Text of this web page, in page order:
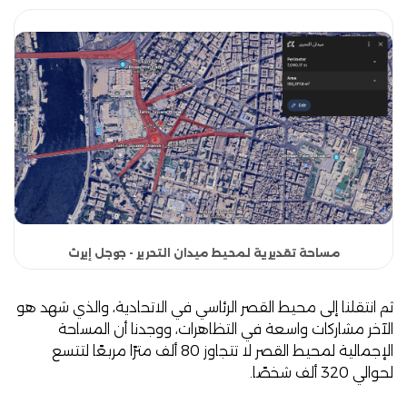
مساحة تقديرية لمحيط ميدان التحرير - جوجل إيرث
ثم انتقلنا إلى محيط القصر الرئاسي في الاتحادية، والذي شهد هو
الآخر مشاركات واسعة في التظاهرات، ووجدنا أن المساحة
الإجمالية لمحيط القصر لا تتجاوز 80 ألف مترًا مربعًا لتتسع
لحوالي 320 ألف شخصًا.